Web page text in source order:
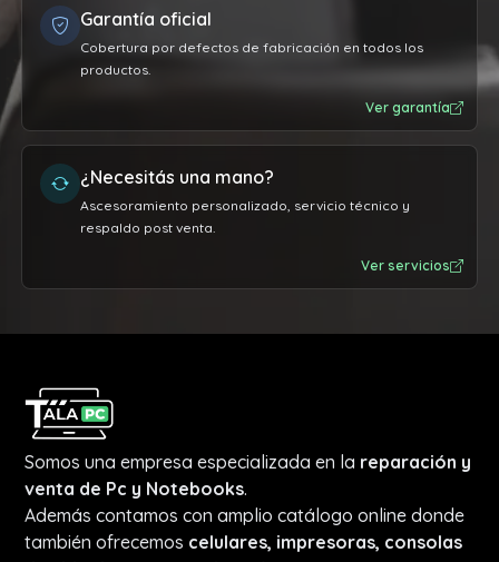
Garantía oficial
Cobertura por defectos de fabricación en todos los
productos.
Ver garantía
¿Necesitás una mano?
Ascesoramiento personalizado, servicio técnico y
respaldo post venta.
Ver servicios
Somos una empresa especializada en la reparación y
venta de Pc y Notebooks.
Además contamos con amplio catálogo online donde
también ofrecemos celulares, impresoras, consolas